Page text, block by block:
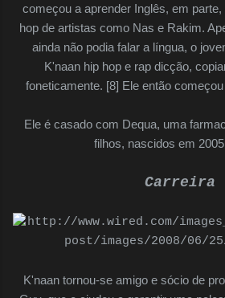
começou a aprender Inglês, em
hop de artistas como Nas e Rakim.
ainda não podia falar a língua, o
K'naan hip hop e rap dicção,
foneticamente. [8] Ele então
Ele é casado com Dequa, uma
filhos, nascidos em
Carreira
K'naan tornou-se amigo e sócio de